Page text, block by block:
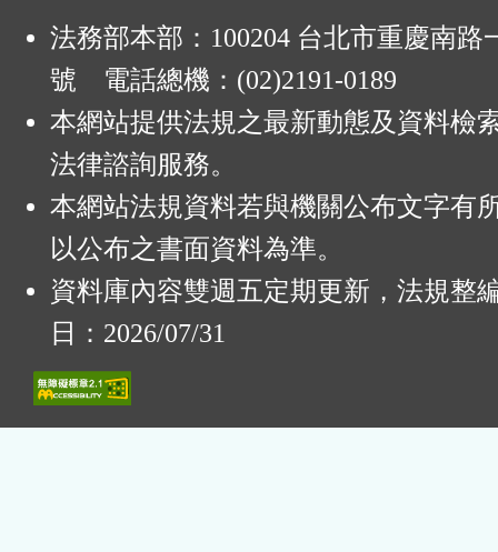
法務部本部：100204 台北市重慶南路
號 電話總機：(02)2191-0189
本網站提供法規之最新動態及資料檢
法律諮詢服務。
本網站法規資料若與機關公布文字有
以公布之書面資料為準。
資料庫內容雙週五定期更新，法規整
日：2026/07/31